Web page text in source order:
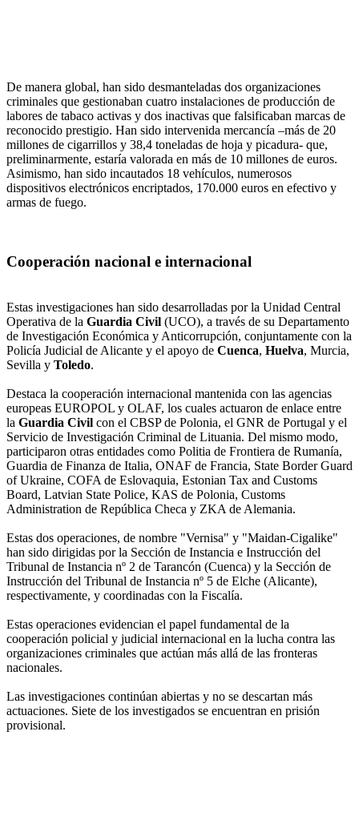
De manera global, han sido desmanteladas dos organizaciones
criminales que gestionaban cuatro instalaciones de producción de
labores de tabaco activas y dos inactivas que falsificaban marcas de
reconocido prestigio. Han sido intervenida mercancía –más de 20
millones de cigarrillos y 38,4 toneladas de hoja y picadura- que,
preliminarmente, estaría valorada en más de 10 millones de euros.
Asimismo, han sido incautados 18 vehículos, numerosos
dispositivos electrónicos encriptados, 170.000 euros en efectivo y
armas de fuego.
Cooperación nacional e internacional
Estas investigaciones han sido desarrolladas por la Unidad Central
Operativa de la Guardia Civil (UCO), a través de su Departamento
de Investigación Económica y Anticorrupción, conjuntamente con la
Policía Judicial de Alicante y el apoyo de Cuenca, Huelva, Murcia,
Sevilla y Toledo.
Destaca la cooperación internacional mantenida con las agencias
europeas EUROPOL y OLAF, los cuales actuaron de enlace entre
la Guardia Civil con el CBSP de Polonia, el GNR de Portugal y el
Servicio de Investigación Criminal de Lituania. Del mismo modo,
participaron otras entidades como Politia de Frontiera de Rumanía,
Guardia de Finanza de Italia, ONAF de Francia, State Border Guard
of Ukraine, COFA de Eslovaquia, Estonian Tax and Customs
Board, Latvian State Police, KAS de Polonia, Customs
Administration de República Checa y ZKA de Alemania.
Estas dos operaciones, de nombre "Vernisa" y "Maidan-Cigalike"
han sido dirigidas por la Sección de Instancia e Instrucción del
Tribunal de Instancia nº 2 de Tarancón (Cuenca) y la Sección de
Instrucción del Tribunal de Instancia nº 5 de Elche (Alicante),
respectivamente, y coordinadas con la Fiscalía.
Estas operaciones evidencian el papel fundamental de la
cooperación policial y judicial internacional en la lucha contra las
organizaciones criminales que actúan más allá de las fronteras
nacionales.
Las investigaciones continúan abiertas y no se descartan más
actuaciones. Siete de los investigados se encuentran en prisión
provisional.